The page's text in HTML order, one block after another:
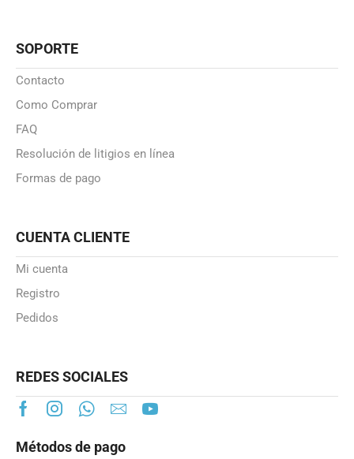
SOPORTE
Contacto
Como Comprar
FAQ
Resolución de litigios en línea
Formas de pago
CUENTA CLIENTE
Mi cuenta
Registro
Pedidos
REDES SOCIALES
Métodos de pago